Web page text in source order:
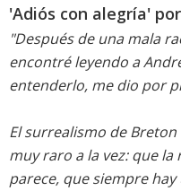
'Adiós con alegría'
"Después de una mala
encontré leyendo a
entenderlo, me dio por
El surrealismo de
muy raro a la vez: que
parece, que siempre